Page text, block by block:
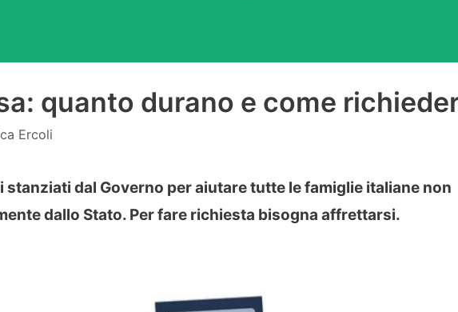
quanto durano e come
Ercoli
stanziati dal Governo per aiutare tutte le famiglie italiane non
dallo Stato. Per fare richiesta bisogna affrettarsi.